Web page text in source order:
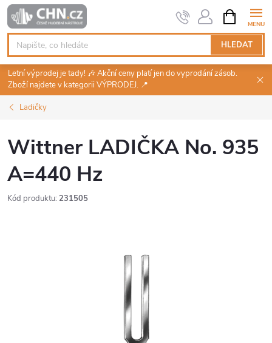
Přejít
na
obsah
HLEDAT
NÁKUPNÍ
KOŠÍK
Letní výprodej je tady! 🎶 Akční ceny platí jen do vyprodání zásob.
Zboží najdete v kategorii VÝPRODEJ. 📍
Ladičky
Wittner LADIČKA No. 935
A=440 Hz
Kód produktu: 231505